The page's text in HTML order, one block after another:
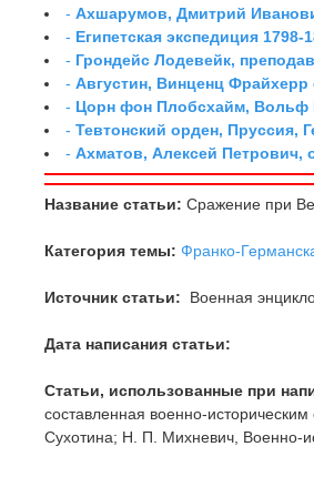
-Ахшарумов, Дмитрий
- Египетская экспедиция 1798-
- Грондейс Лодевейк,
-Августин, Винценц
- Цорн фон Плобсхайм, Вольф
-Тевтонский орден, Пруссия,
-Ахматов, Алексей Петрович,
Название статьи: Сражение при
Категория темы: Франко-
Источник статьи: Военная
Дата написания статьи:
Статьи, использованные при
составленная военно-
Сухотина; Н. П. Михневич, Военно-